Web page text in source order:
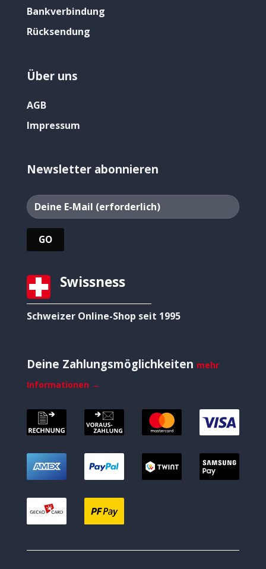
Bankverbindung
Rücksendung
Über uns
AGB
Impressum
Newsletter abonnieren
Swissness
Schweizer Online-Shop seit 1995
Deine Zahlungsmöglichkeiten mehr
Informationen →